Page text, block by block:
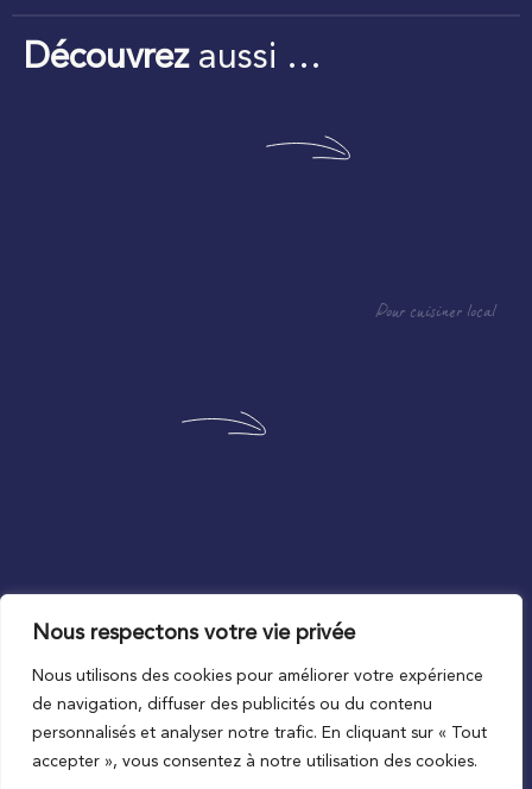
Nous respectons votre vie privée
Nous utilisons des cookies pour améliorer votre expérience
de navigation, diffuser des publicités ou du contenu
personnalisés et analyser notre trafic. En cliquant sur « Tout
accepter », vous consentez à notre utilisation des cookies.
Découvrezaussi …
Pour cuisiner local
Au plus proche du local